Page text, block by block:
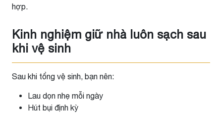
hợp.
Kinh nghiệm giữ nhà luôn sạch sau
khi vệ sinh
Sau khi tổng vệ sinh, bạn nên:
Lau dọn nhẹ mỗi ngày
Hút bụi định kỳ